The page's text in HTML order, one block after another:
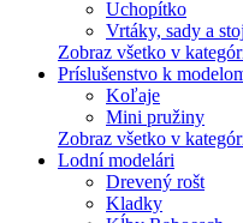
Uchopítko
Vrtáky, sady a
Zobraz všetko v
Príslušenstvo k
Koľaje
Mini pružiny
Zobraz všetko v
Lodní modelári
Drevený rošt
Kladky